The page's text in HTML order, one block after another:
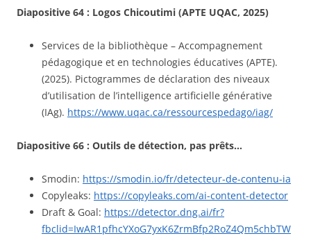
Diapositive 64 : Logos Chicoutimi (APTE UQAC, 2025)
Services de la bibliothèque – Accompagnement
pédagogique et en technologies éducatives (APTE).
(2025). Pictogrammes de déclaration des niveaux
d’utilisation de l’intelligence artificielle générative
(IAg). https://www.uqac.ca/ressourcespedago/iag/
Diapositive 66 : Outils de détection, pas prêts…
Smodin: https://smodin.io/fr/detecteur-de-contenu-ia
Copyleaks: https://copyleaks.com/ai-content-detector
Draft & Goal: https://detector.dng.ai/fr?
fbclid=IwAR1pfhcYXoG7yxK6ZrmBfp2RoZ4Qm5chbTW